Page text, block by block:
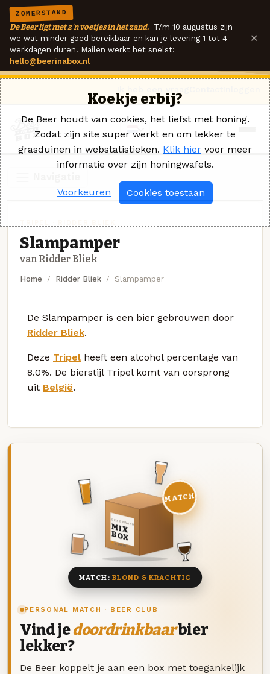
ZOMERSTAND
De Beer ligt met z'n voetjes in het zand. T/m 10 augustus zijn
we wat minder goed bereikbaar en kan je levering 1 tot 4
werkdagen duren. Mailen werkt het snelst:
hello@beerinabox.nl
×
Slampamper
van Ridder Bliek
Home Ridder Bliek Slampamper
De Slampamper is een bier gebrouwen door
Ridder Bliek.
Deze Tripel heeft een alcohol percentage van
8.0%. De bierstijl Tripel komt van oorsprong
uit België.
PERSONAL MATCH · BEER CLUB
Vind jedoordrinkbaarbier
lekker?
De Beer koppelt je aan een box met toegankelijk
DEZE MAAND
MIX
BOX
8 BIEREN
MATCH
MATCH: BLOND & KRACHTIG
Koekje erbij?
De Beer houdt van cookies, het liefst met honing.
Zodat zijn site super werkt en om lekker te
grasduinen in webstatistieken. Klik hier voor meer
informatie over zijn honingwafels.
Voorkeuren Cookies toestaan